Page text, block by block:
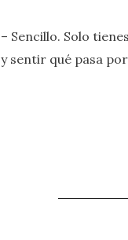
– Sencillo. Solo
y sentir qué pasa